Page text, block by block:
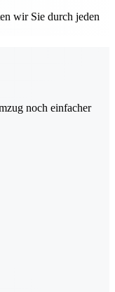
wir Sie durch jeden
noch einfacher